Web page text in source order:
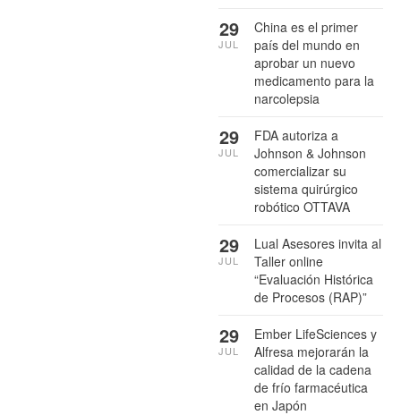
China es el primer
país del mundo en
aprobar un nuevo
medicamento para la
narcolepsia
29
JUL
FDA autoriza a
Johnson & Johnson
comercializar su
sistema quirúrgico
robótico OTTAVA
29
JUL
Lual Asesores invita al
Taller online
“Evaluación Histórica
de Procesos (RAP)”
29
JUL
Ember LifeSciences y
Alfresa mejorarán la
calidad de la cadena
de frío farmacéutica
en Japón
29
JUL